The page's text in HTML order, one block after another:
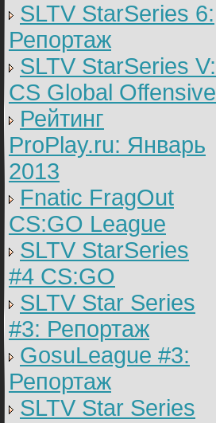
SLTV StarSeries 6:
Репортаж
SLTV StarSeries V:
CS Global Offensive
Рейтинг
ProPlay.ru: Январь
2013
Fnatic FragOut
CS:GO League
SLTV StarSeries
#4 CS:GO
SLTV Star Series
#3: Репортаж
GosuLeague #3:
Репортаж
SLTV Star Series